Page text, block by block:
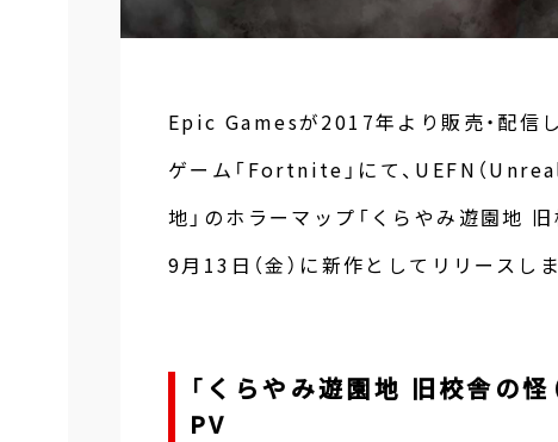
Epic Gamesが2017年より販売・配信
ゲーム「Fortnite」にて、UEFN（
地」のホラーマップ「くらやみ遊園
9月13日（金）に新作としてリリースしま
「くらやみ遊園地 旧校舎
PV